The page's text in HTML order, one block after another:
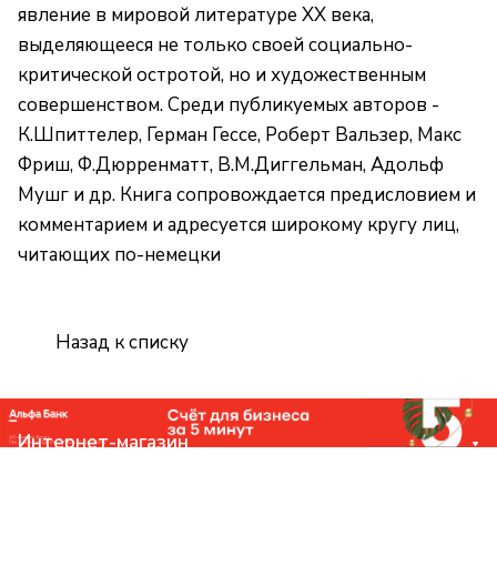
явление в мировой литературе XX века,
выделяющееся не только своей социально-
критической остротой, но и художественным
совершенством. Среди публикуемых авторов -
К.Шпиттелер, Герман Гессе, Роберт Вальзер, Макс
Фриш, Ф.Дюрренматт, В.М.Диггельман, Адольф
Мушг и др. Книга сопровождается предисловием и
комментарием и адресуется широкому кругу лиц,
читающих по-немецки
Назад к списку
Интернет-магазин